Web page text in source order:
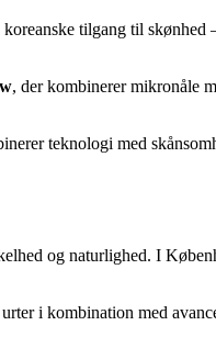
tilgang til
, der kombinerer mikronåle
teknologi med
og naturlighed. I
i kombination med